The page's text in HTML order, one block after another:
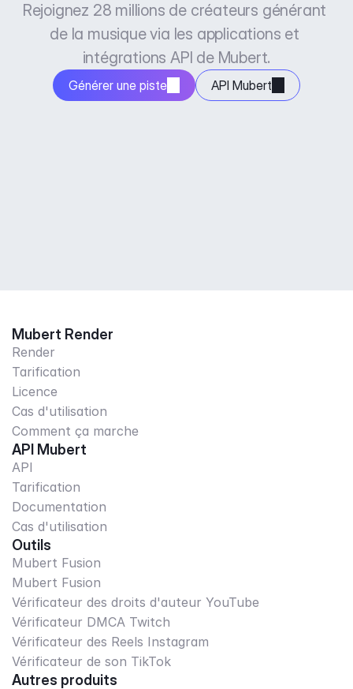
Rejoignez 28 millions de créateurs générant
de la musique via les applications et
intégrations API de Mubert.
Générer une piste API Mubert
Mubert Render
Render
Tarification
Licence
Cas d'utilisation
Comment ça marche
API Mubert
API
Tarification
Documentation
Cas d'utilisation
Outils
Mubert Fusion
Mubert Fusion
Vérificateur des droits d'auteur YouTube
Vérificateur DMCA Twitch
Vérificateur des Reels Instagram
Vérificateur de son TikTok
Autres produits